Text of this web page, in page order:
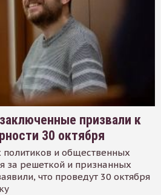
призвали к
30 октября
политиков и общественных
за решеткой и признанных
что проведут 30 октября